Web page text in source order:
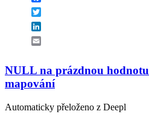
NULL na prázdnou
mapování
Automaticky přeloženo z Deepl